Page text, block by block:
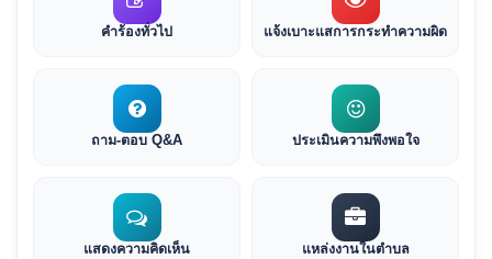
คำร้องทั่วไป แจ้งเบาะแสการกระทำความผิด
ถาม-ตอบ Q&A ประเมินความพึงพอใจ
แสดงความคิดเห็น แหล่งงานในตำบล